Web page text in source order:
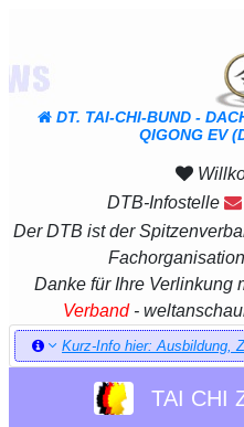
DT. TAI-CHI-BUND -
QIGONG EV
DTB-Infostelle
Der DTB ist der
Danke für Ihre Verlinkung
Verband-
Kurz-Info hier: Ausbildung,
TAI CHI